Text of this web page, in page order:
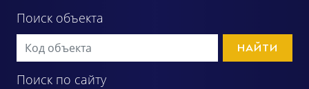
Поиск объекта
НАЙТИ
Поиск по сайту